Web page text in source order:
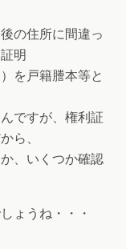
の住所に間違っ
明
を戸籍謄本等と
ですが、権利証
ら、
、いくつか確認
ょうね・・・